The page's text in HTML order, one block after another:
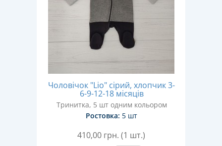
Чоловічок "Lio" сірий, хлопчик 3-
6-9-12-18 місяців
Тринитка, 5 шт одним кольором
Ростовка: 5 шт
410,00 грн. (1 шт.)